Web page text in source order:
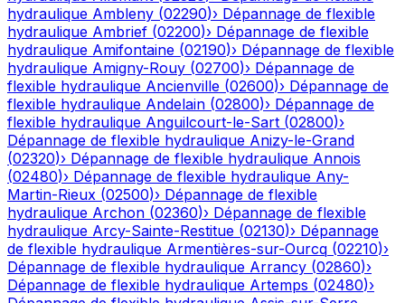
hydraulique Ambleny (02290)› Dépannage de flexible
hydraulique Ambrief (02200)› Dépannage de flexible
hydraulique Amifontaine (02190)› Dépannage de flexible
hydraulique Amigny-Rouy (02700)› Dépannage de
flexible hydraulique Ancienville (02600)› Dépannage de
flexible hydraulique Andelain (02800)› Dépannage de
flexible hydraulique Anguilcourt-le-Sart (02800)›
Dépannage de flexible hydraulique Anizy-le-Grand
(02320)› Dépannage de flexible hydraulique Annois
(02480)› Dépannage de flexible hydraulique Any-
Martin-Rieux (02500)› Dépannage de flexible
hydraulique Archon (02360)› Dépannage de flexible
hydraulique Arcy-Sainte-Restitue (02130)› Dépannage
de flexible hydraulique Armentières-sur-Ourcq (02210)›
Dépannage de flexible hydraulique Arrancy (02860)›
Dépannage de flexible hydraulique Artemps (02480)›